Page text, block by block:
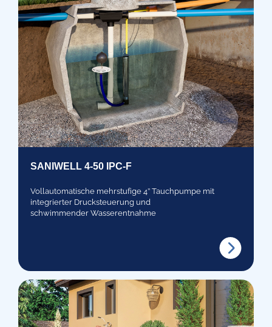
SANIWELL 4-50 IPC-F
Vollautomatische mehrstufige 4’’ Tauchpumpe mit
integrierter Drucksteuerung und
schwimmender Wasserentnahme